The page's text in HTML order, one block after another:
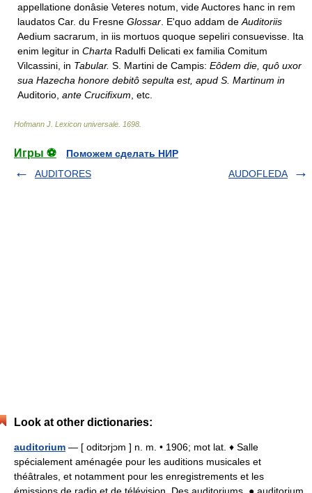
appellatione donâsie Veteres notum, vide Auctores hanc in rem
laudatos Car. du Fresne Glossar . E'quo addam de Auditoriis
Aedium sacrarum, in iis mortuos quoque sepeliri consuevisse. Ita
enim legitur in Charta Radulfi Delicati ex familia Comitum
Vilcassini, in Tabular. S. Martini de Campis: Eôdem die, quô uxor
sua Hazecha honore debitô sepulta est, apud S. Martinum in
Auditorio, ante Crucifixum , etc.
Hofmann J. Lexicon universale 1698
Игры ⚽
Поможем сделать НИР
AUDITORES
AUDOFLEDA
Look at other dictionaries:
auditorium — [ oditɔrjɔm ] n. m. • 1906; mot lat. ♦ Salle
spécialement aménagée pour les auditions musicales et
théâtrales, et notamment pour les enregistrements et les